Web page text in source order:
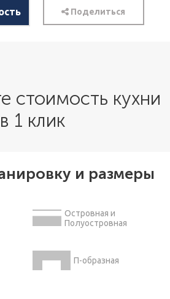
Поделиться
стоимость кухни
в 1 клик
и размеры
Островная и
Полуостровная
П-образная